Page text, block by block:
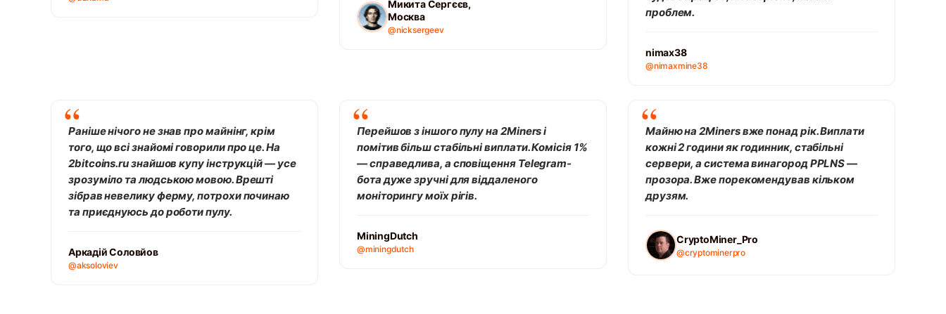
Микита Сергєєв,
Москва
@nicksergeev
проблем.
nimax38
@nimaxmine38
Раніше нічого не знав про майнінг, крім
того, що всі знайомі говорили про це. На
2bitcoins.ru знайшов купу інструкцій — усе
зрозуміло та людською мовою. Врешті
зібрав невелику ферму, потрохи починаю
та приєднуюсь до роботи пулу.
Аркадій Соловйов
@aksoloviev
Перейшов з іншого пулу на 2Miners і
помітив більш стабільні виплати. Комісія 1%
— справедлива, а сповіщення Telegram-
бота дуже зручні для віддаленого
моніторингу моїх рігів.
MiningDutch
@miningdutch
Майню на 2Miners вже понад рік. Виплати
кожні 2 години як годинник, стабільні
сервери, а система винагород PPLNS —
прозора. Вже порекомендував кільком
друзям.
CryptoMiner_Pro
@cryptominerpro